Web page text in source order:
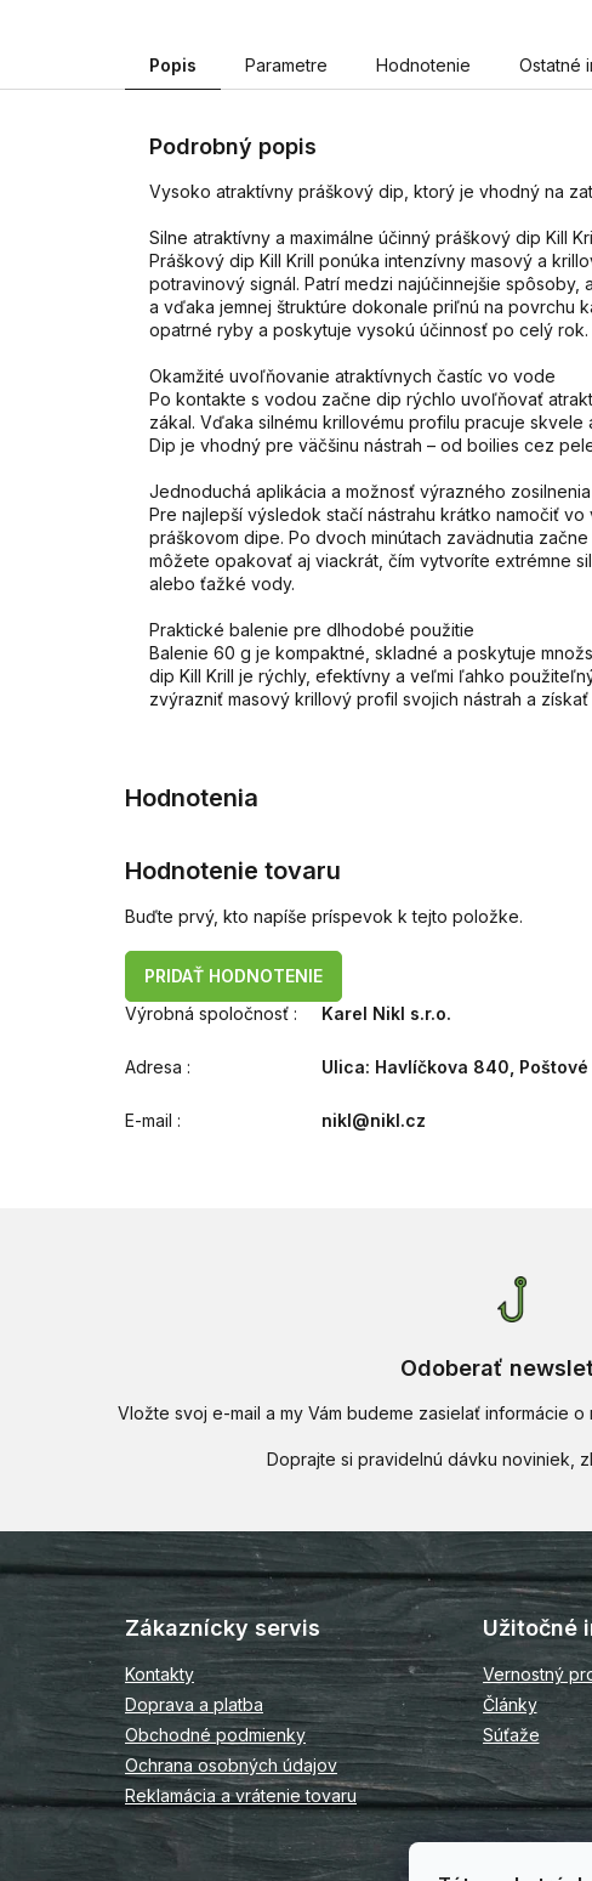
Popis Parametre Hodnotenie Ostatné
Podrobný popis
Vysoko atraktívny práškový dip, ktorý je vhodný na
Silne atraktívny a maximálne účinný práškový dip Kill
Práškový dip Kill Krill ponúka intenzívny masový a
potravinový signál. Patrí medzi najúčinnejšie
a vďaka jemnej štruktúre dokonale priľnú na povrchu
opatrné ryby a poskytuje vysokú účinnosť po celý rok.
Okamžité uvoľňovanie atraktívnych častíc vo vode
Po kontakte s vodou začne dip rýchlo uvoľňovať
zákal. Vďaka silnému krillovému profilu pracuje
Dip je vhodný pre väčšinu nástrah – od boilies cez
Jednoduchá aplikácia a možnosť výrazného
Pre najlepší výsledok stačí nástrahu krátko namočiť
práškovom dipe. Po dvoch minútach zavädnutia
môžete opakovať aj viackrát, čím vytvoríte extrémne
alebo ťažké vody.
Praktické balenie pre dlhodobé použitie
Balenie 60 g je kompaktné, skladné a poskytuje
dip Kill Krill je rýchly, efektívny a veľmi ľahko
zvýrazniť masový krillový profil svojich nástrah a
Hodnotenie tovaru
Buďte prvý, kto napíše príspevok k tejto položke.
PRIDAŤ HODNOTENIE
Výrobná spoločnosť : Karel Nikl s.r.o.
Adresa : Ulica: Havlíčkova 840,
E-mail : nikl@nikl.cz
Odoberať
Vložte svoj e-mail a my Vám budeme zasielať informácie
Z
Zákaznícky servis
Kontakty
Doprava a platba
Obchodné podmienky
Ochrana osobných údajov
Reklamácia a vrátenie tovaru
Užitočné
Vernostný
Články
Súťaže